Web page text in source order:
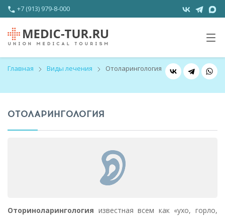
+7 (913) 979-8-000
Главная Виды лечения Отоларингология
ОТОЛАРИНГОЛОГИЯ
Оториноларингология известная всем как «ухо, горло,